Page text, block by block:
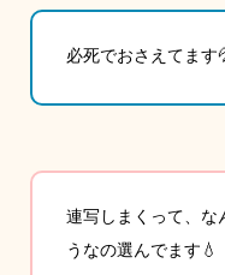
必死でおさえてます
連写しまくって、な
うなの選んでます💧